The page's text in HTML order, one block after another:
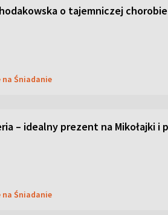
o tajemniczej
na Śniadanie
– idealny prezent na Mikołajki i
na Śniadanie